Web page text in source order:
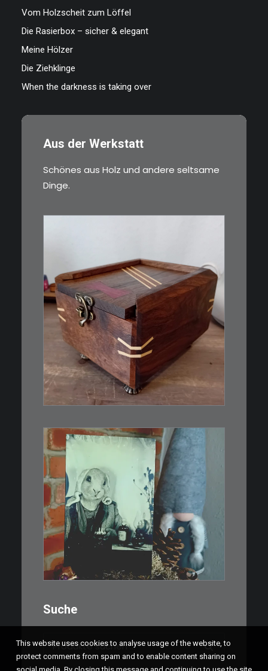
Vom Holzscheit zum Löffel
Die Rasierbox – sicher & elegant
Meine Hölzer
Die Ziehklinge
When the darkness is taking over
Aus der Werkstatt
Schönes aus Holz und andere seltsame
Dinge.
€39,00
Eine kleine, simple Schatulle
aus Nussbaum…
€3,00
Limitierte Auflage. Original:
Abzug von…
Suche
Suchen
nach:
This website uses cookies to analyse usage of the website, to
protect comments from spam and to enable content sharing on